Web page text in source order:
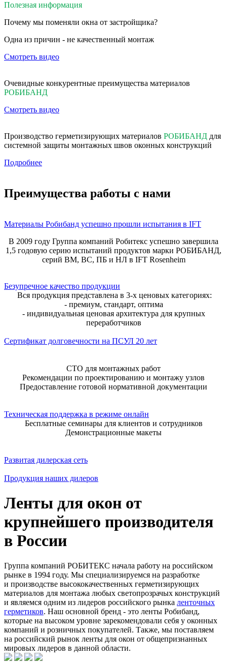
Полезная информация
Почему мы поменяли окна от застройщика?
Одна из причин - не качественный монтаж
Смотреть видео
Очевидные конкурентные преимущества материалов
РОБИБАНД
Смотреть видео
Производство герметизирующих материалов РОБИБАНД для
системной защиты монтажных швов оконных конструкций
Подробнее
Преимущества работы с нами
Материалы Робибанд успешно прошли испытания в IFT
В 2009 году Группа компаний Робитекс успешно завершила
1,5 годовую серию испытаний продуктов марки РОБИБАНД,
серий ВМ, ВС, ПБ и НЛ в IFT Rosenheim
Безупречное качество продукции
Вся продукция представлена в 3-х ценовых категориях:
- премиум, стандарт, оптима
- индивидуальная ценовая архитектура для крупных
переработчиков
Сертификат долговечности на ПСУЛ 20 лет
СТО для монтажных работ
Рекомендации по проектированию и монтажу узлов
Предоставление готовой нормативной документации
Техническая поддержка в режиме онлайн
Бесплатные семинары для клиентов и сотрудников
Демонстрационные макеты
Развитая дилерская сеть
Продукция наших дилеров
Ленты для окон от
крупнейшего производителя
в России
Группа компаний РОБИТЕКС начала работу на российском
рынке в 1994 году. Мы специализируемся на разработке
и производстве высококачественных герметизирующих
материалов для монтажа любых светопрозрачых конструкций
и являемся одним из лидеров российского рынка ленточных
герметиков. Наш основной бренд - это ленты Робибанд,
которые на высоком уровне зарекомендовали себя у оконных
компаний и розничных покупателей. Также, мы поставляем
на российский рынок ленты для окон от общепризнанных
мировых лидеров в данной области.